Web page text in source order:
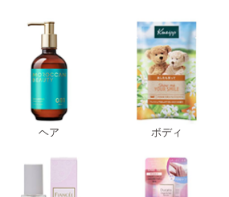
ヘア ボディ